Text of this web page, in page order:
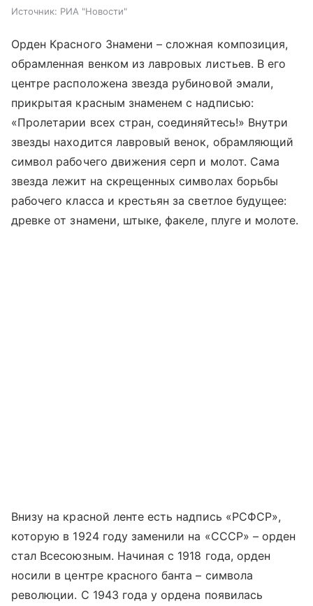
Источник: РИА "Новости"
Орден Красного Знамени – сложная композиция,
обрамленная венком из лавровых листьев. В его
центре расположена звезда рубиновой эмали,
прикрытая красным знаменем с надписью:
«Пролетарии всех стран, соединяйтесь!» Внутри
звезды находится лавровый венок, обрамляющий
символ рабочего движения серп и молот. Сама
звезда лежит на скрещенных символах борьбы
рабочего класса и крестьян за светлое будущее:
древке от знамени, штыке, факеле, плуге и молоте.
Внизу на красной ленте есть надпись «РСФСР»,
которую в 1924 году заменили на «СССР» – орден
стал Всесоюзным. Начиная с 1918 года, орден
носили в центре красного банта – символа
революции. С 1943 года у ордена появилась